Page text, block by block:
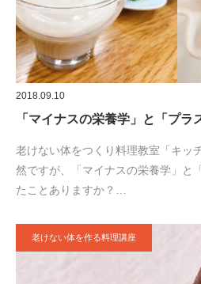
2018.09.10
「マイナスの栄養学」と「プラ
老けない体をつくり料理教室「キッ
然ですが、「マイナスの栄養学」と
たことありますか？…
老けない体を作る料理講座